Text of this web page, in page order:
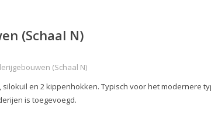
(Schaal N)
(Schaal N)
en 2 kippenhokken. Typisch voor het modernere
is toegevoegd.